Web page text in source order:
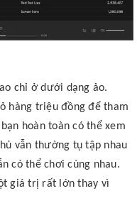
chỉ ở dưới dạng ảo.
hàng triệu đồng để tham
hoàn toàn có thể xem
vẫn thường tụ tập nhau
có thể chơi cùng nhau.
giá trị rất lớn thay vì